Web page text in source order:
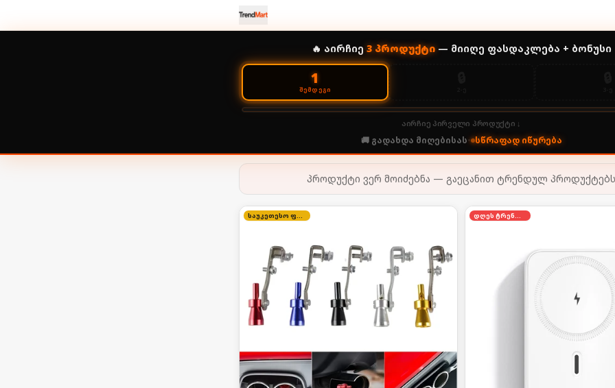
🔥 აირჩიე 3პროდუქტი— მიიღე ფასდაკლება + ბონუსი
1
ᲨᲔᲛᲓᲔᲒᲘ
აირჩიე პირველი პროდუქტი ↓
🚚 გადახდა მიღებისას• სწრაფად იწურება
პროდუქტი ვერ მოიძებნა — გაეცანით ტრენდულ პროდუქტებს
საუკეთესო ფასი დღეს ტრენდში